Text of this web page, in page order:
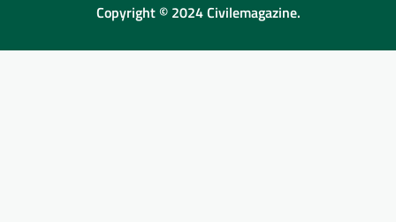
Copyright © 2024 Civilemagazine.